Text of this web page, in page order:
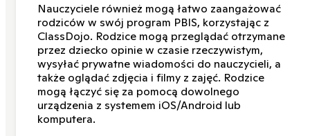
Nauczyciele również mogą łatwo zaangażować
rodziców w swój program PBIS, korzystając z
ClassDojo. Rodzice mogą przeglądać otrzymane
przez dziecko opinie w czasie rzeczywistym,
wysyłać prywatne wiadomości do nauczycieli, a
także oglądać zdjęcia i filmy z zajęć. Rodzice
mogą łączyć się za pomocą dowolnego
urządzenia z systemem iOS/Android lub
komputera.